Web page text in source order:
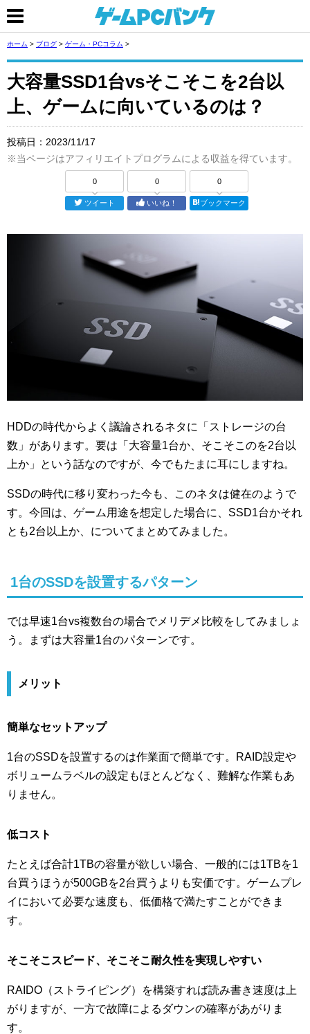
ホーム > ブログ > ゲーム・PCコラム >
大容量SSD1台vsそこそこを2台以
上、ゲームに向いているのは？
投稿日： 2023/11/17
※当ページはアフィリエイトプログラムによる収益を得ています。
0
ツイート
0
いいね！
0
ブックマーク
HDDの時代からよく議論されるネタに「ストレージの台
数」があります。要は「大容量1台か、そこそこのを2台以
上か」という話なのですが、今でもたまに耳にしますね。
SSDの時代に移り変わった今も、このネタは健在のようで
す。今回は、ゲーム用途を想定した場合に、SSD1台かそれ
とも2台以上か、についてまとめてみました。
1台のSSDを設置するパターン
では早速1台vs複数台の場合でメリデメ比較をしてみましょ
う。まずは大容量1台のパターンです。
メリット
簡単なセットアップ
1台のSSDを設置するのは作業面で簡単です。RAID設定や
ボリュームラベルの設定もほとんどなく、難解な作業もあ
りません。
低コスト
たとえば合計1TBの容量が欲しい場合、一般的には1TBを1
台買うほうが500GBを2台買うよりも安価です。ゲームプレ
イにおいて必要な速度も、低価格で満たすことができま
す。
そこそこスピード、そこそこ耐久性を実現しやすい
RAIDO（ストライピング）を構築すれば読み書き速度は上
がりますが、一方で故障によるダウンの確率があがりま
す。